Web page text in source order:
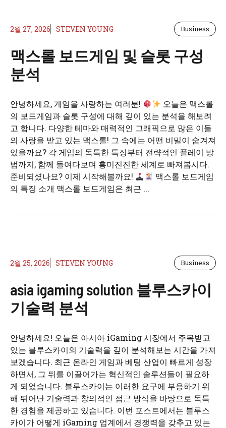
2월 27, 2026 STEVEN YOUNG Business
맥스롤 보드게임 및 슬롯 구성
분석
안녕하세요, 게임을 사랑하는 여러분!
오늘은 맥스롤
의 보드게임과 슬롯 구성에 대해 깊이 있는 분석을 해보려
고 합니다. 다양한 테마와 매력적인 그래픽으로 많은 이들
의 사랑을 받고 있는 맥스롤! 그 속에는 어떤 비밀이 숨겨져
있을까요? 각 게임의 독특한 특징부터 전략적인 플레이 방
법까지, 함께 들여다보며 흥미진진한 세계로 빠져봅시다.
준비되셨나요? 이제 시작해볼까요!
맥스롤 보드게임
의 특징 소개 맥스롤 보드게임은 최근 ...
2월 25, 2026 STEVEN YOUNG Business
asia igaming solution 블루스카이
기술력 분석
안녕하세요! 오늘은 아시아 iGaming 시장에서 주목받고
있는 블루스카이의 기술력을 깊이 분석해보는 시간을 가져
보겠습니다. 최근 온라인 게임과 베팅 산업이 빠르게 성장
하면서, 그 뒤를 이끌어가는 혁신적인 솔루션들이 필요하
게 되었습니다. 블루스카이는 이러한 요구에 부응하기 위
해 뛰어난 기술력과 창의적인 접근 방식을 바탕으로 독특
한 경험을 제공하고 있습니다. 이번 포스트에서는 블루스
카이가 어떻게 iGaming 업계에서 경쟁력을 갖추고 있는